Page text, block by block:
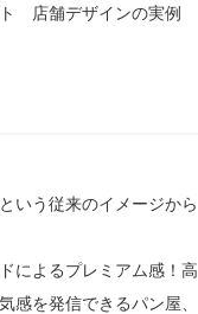
店舗デザインの実例
いう従来のイメージから
によるプレミアム感！高
感を発信できるパン屋、